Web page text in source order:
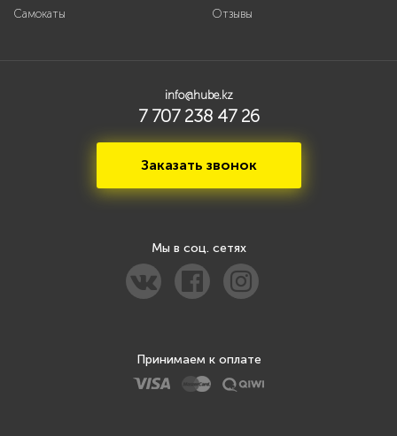
Самокаты
Отзывы
info@hube.kz
7 707 238 47 26
Заказать звонок
Мы в соц. сетях
Принимаем к оплате